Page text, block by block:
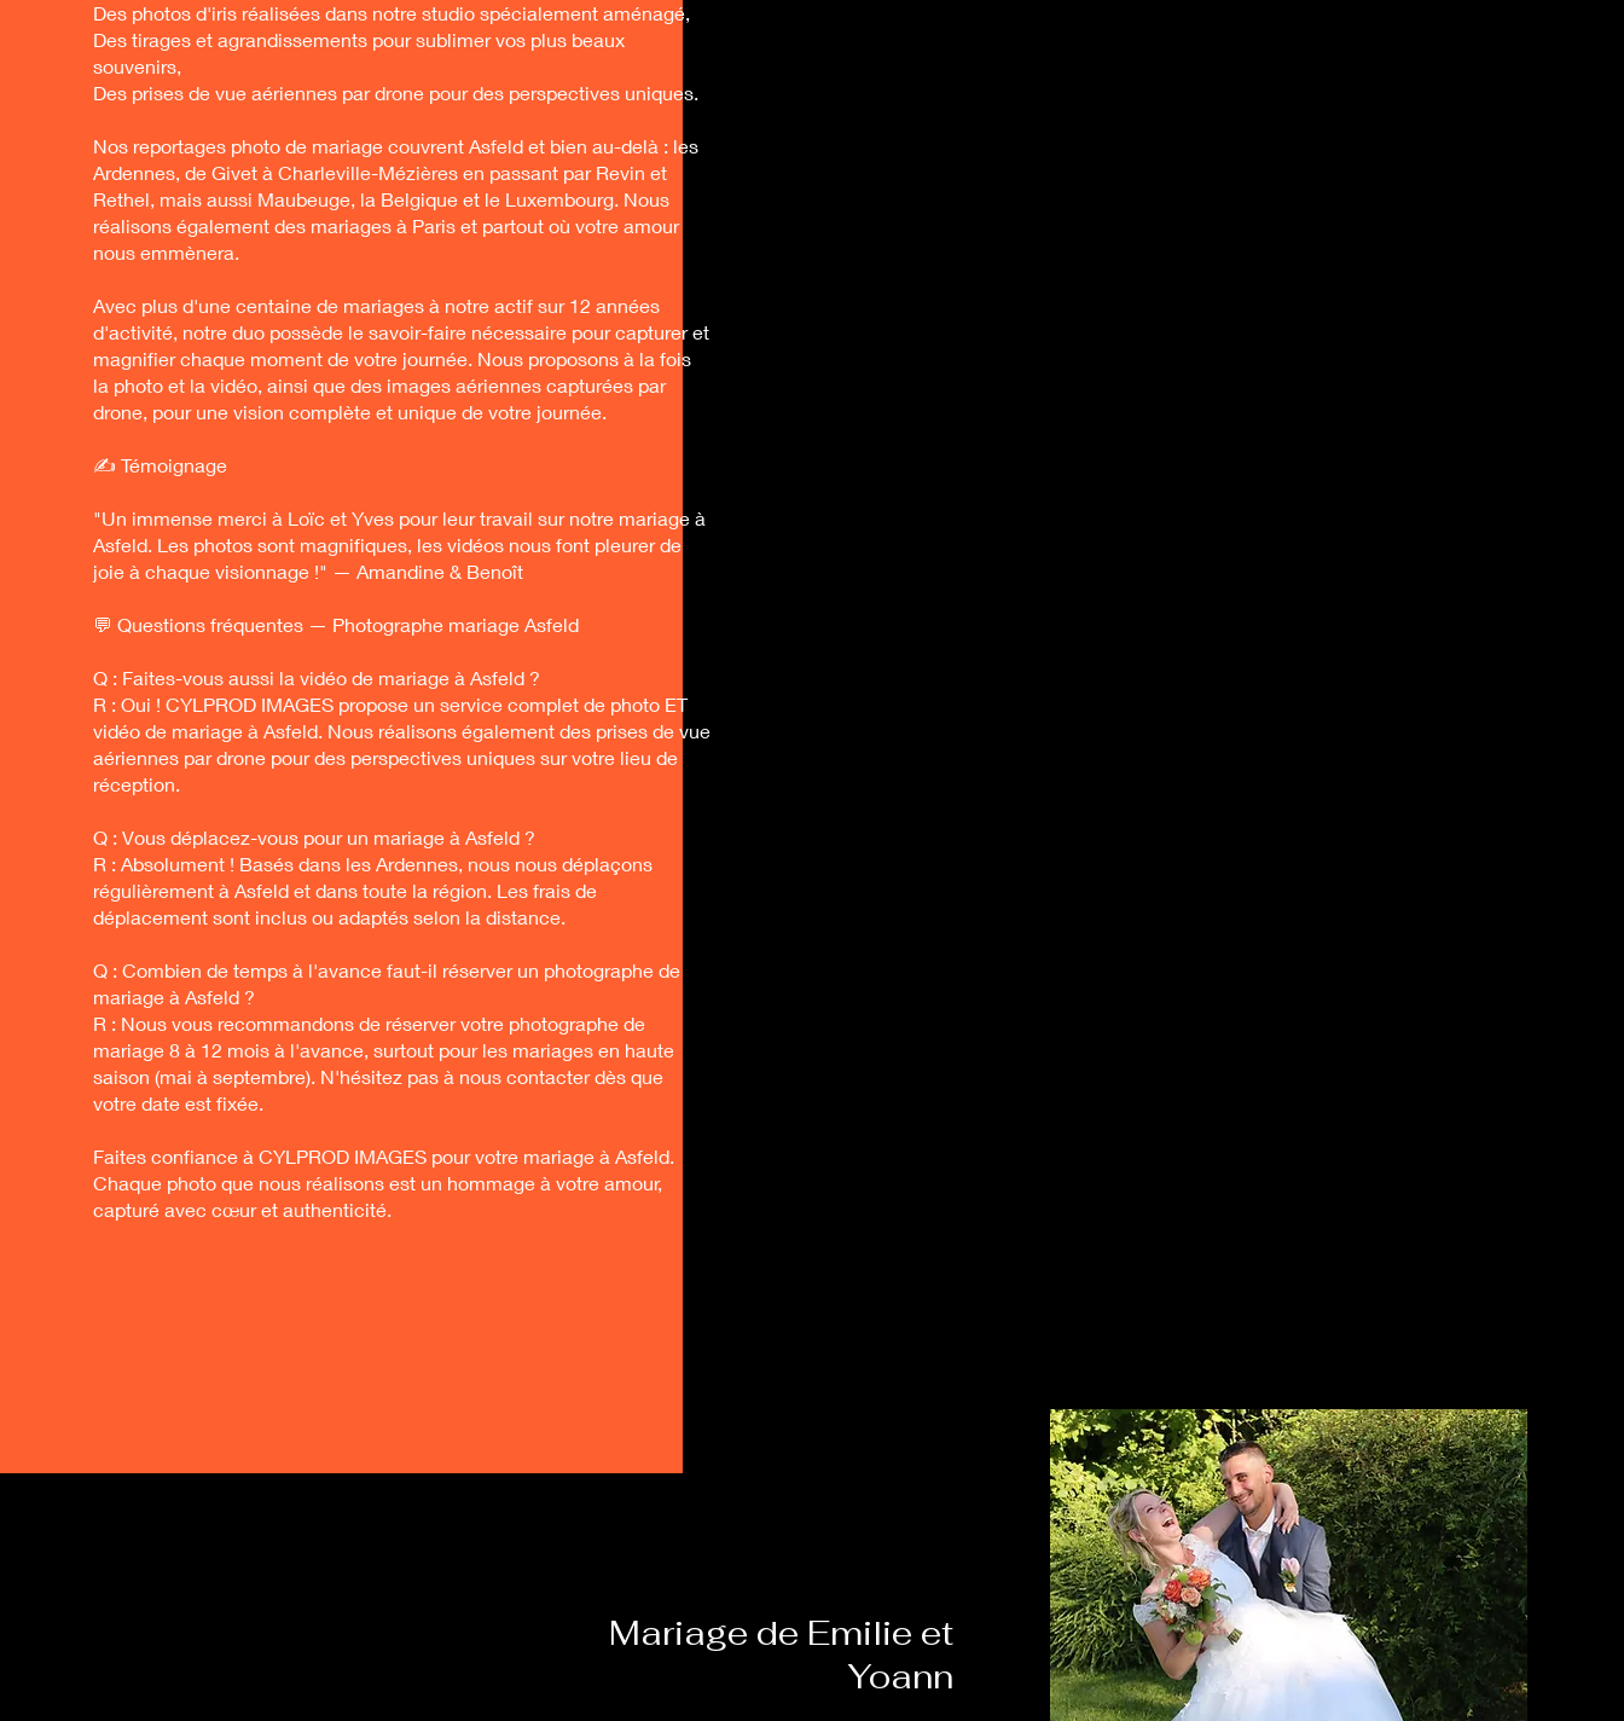
Des photos d'iris réalisées dans notre studio spécialement aménagé,
Des tirages et agrandissements pour sublimer vos plus beaux
souvenirs,
Des prises de vue aériennes par drone pour des perspectives uniques.
Nos reportages photo de mariage couvrent Asfeld et bien au-delà : les
Ardennes, de Givet à Charleville-Mézières en passant par Revin et
Rethel, mais aussi Maubeuge, la Belgique et le Luxembourg. Nous
réalisons également des mariages à Paris et partout où votre amour
nous emmènera.
Avec plus d'une centaine de mariages à notre actif sur 12 années
d'activité, notre duo possède le savoir-faire nécessaire pour capturer et
magnifier chaque moment de votre journée. Nous proposons à la fois
la photo et la vidéo, ainsi que des images aériennes capturées par
drone, pour une vision complète et unique de votre journée.
✍️ Témoignage
"Un immense merci à Loïc et Yves pour leur travail sur notre mariage à
Asfeld. Les photos sont magnifiques, les vidéos nous font pleurer de
joie à chaque visionnage !" — Amandine & Benoît
💬 Questions fréquentes — Photographe mariage Asfeld
Q : Faites-vous aussi la vidéo de mariage à Asfeld ?
R : Oui ! CYLPROD IMAGES propose un service complet de photo ET
vidéo de mariage à Asfeld. Nous réalisons également des prises de vue
aériennes par drone pour des perspectives uniques sur votre lieu de
réception.
Q : Vous déplacez-vous pour un mariage à Asfeld ?
R : Absolument ! Basés dans les Ardennes, nous nous déplaçons
régulièrement à Asfeld et dans toute la région. Les frais de
déplacement sont inclus ou adaptés selon la distance.
Q : Combien de temps à l'avance faut-il réserver un photographe de
mariage à Asfeld ?
R : Nous vous recommandons de réserver votre photographe de
mariage 8 à 12 mois à l'avance, surtout pour les mariages en haute
saison (mai à septembre). N'hésitez pas à nous contacter dès que
votre date est fixée.
Faites confiance à CYLPROD IMAGES pour votre mariage à Asfeld.
Chaque photo que nous réalisons est un hommage à votre amour,
capturé avec cœur et authenticité.
Mariage de Emilie et
Yoann